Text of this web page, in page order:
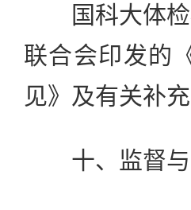
国科大体检
联合会印发的
见》及有关补
十、监督与